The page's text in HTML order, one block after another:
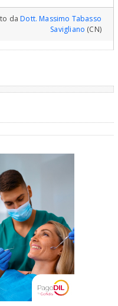
daDott. Massimo Tabasso
Savigliano (CN)